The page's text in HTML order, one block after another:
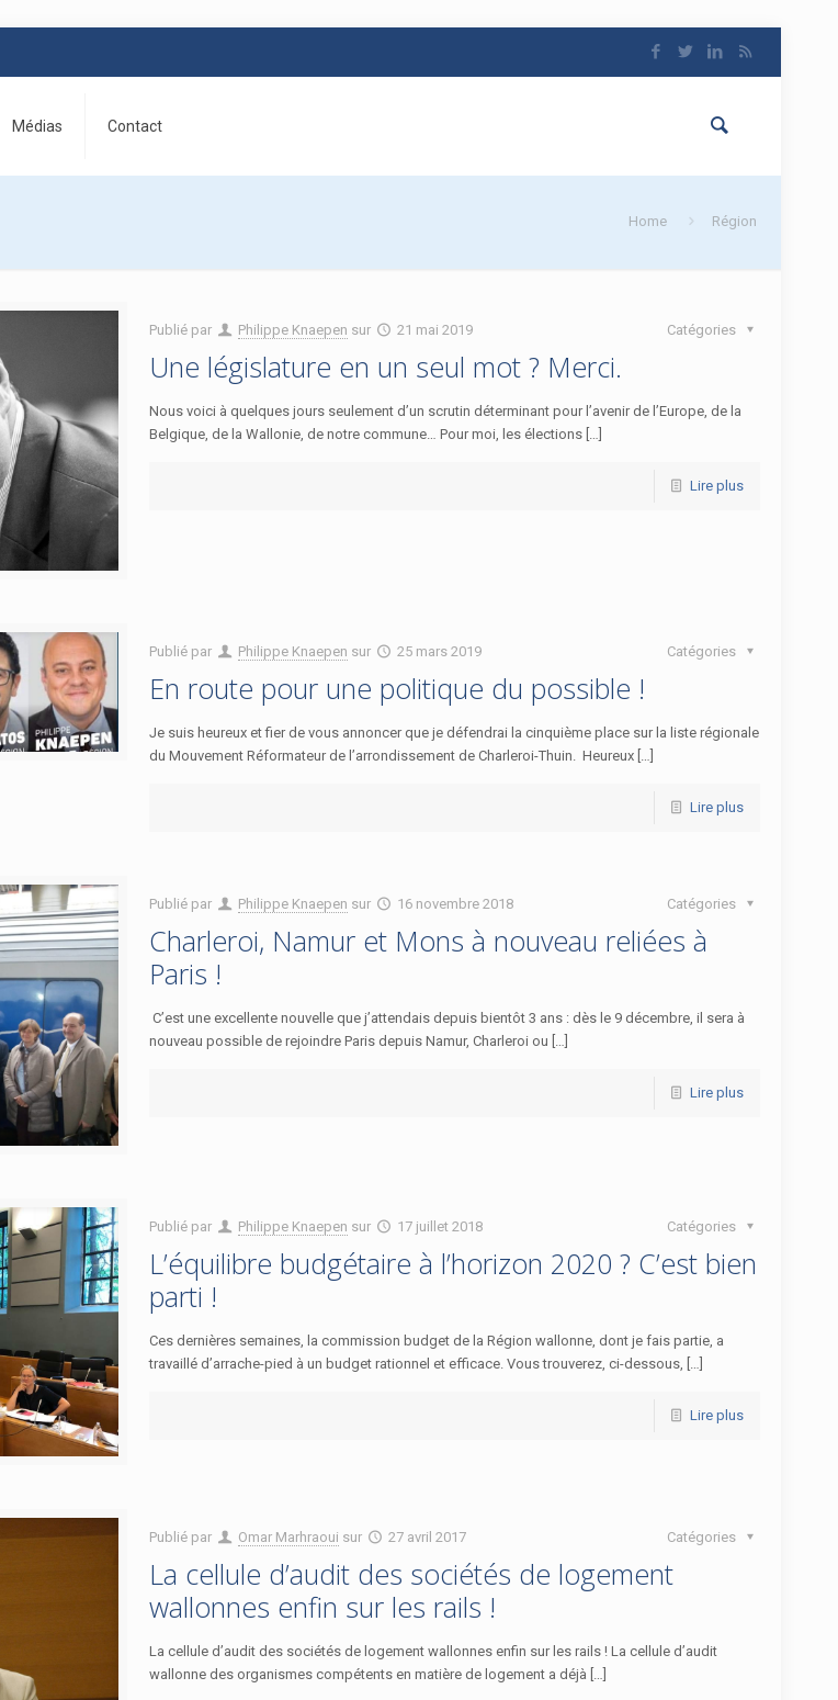
Médias Contact
Home Région
Publié par Philippe Knaepen sur 21 mai 2019 Catégories
Une législature en un seul mot ? Merci.
Nous voici à quelques jours seulement d’un scrutin déterminant pour l’avenir de l’Europe, de la
Belgique, de la Wallonie, de notre commune… Pour moi, les élections […]
Lire plus
Publié par Philippe Knaepen sur 25 mars 2019 Catégories
En route pour une politique du possible !
Je suis heureux et fier de vous annoncer que je défendrai la cinquième place sur la liste régionale
du Mouvement Réformateur de l’arrondissement de Charleroi-Thuin. Heureux […]
Lire plus
Publié par Philippe Knaepen sur 16 novembre 2018 Catégories
Charleroi, Namur et Mons à nouveau reliées à
Paris !
C’est une excellente nouvelle que j’attendais depuis bientôt 3 ans : dès le 9 décembre, il sera à
nouveau possible de rejoindre Paris depuis Namur, Charleroi ou […]
Lire plus
Publié par Philippe Knaepen sur 17 juillet 2018 Catégories
L’équilibre budgétaire à l’horizon 2020 ? C’est bien
parti !
Ces dernières semaines, la commission budget de la Région wallonne, dont je fais partie, a
travaillé d’arrache-pied à un budget rationnel et efficace. Vous trouverez, ci-dessous, […]
Lire plus
Publié par Omar Marhraoui sur 27 avril 2017 Catégories
La cellule d’audit des sociétés de logement
wallonnes enfin sur les rails !
La cellule d’audit des sociétés de logement wallonnes enfin sur les rails ! La cellule d’audit
wallonne des organismes compétents en matière de logement a déjà […]